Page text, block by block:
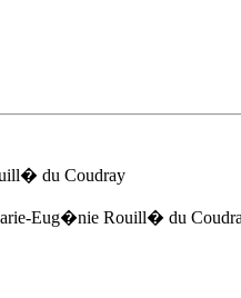
du Coudray
Eug�nie Rouill� du